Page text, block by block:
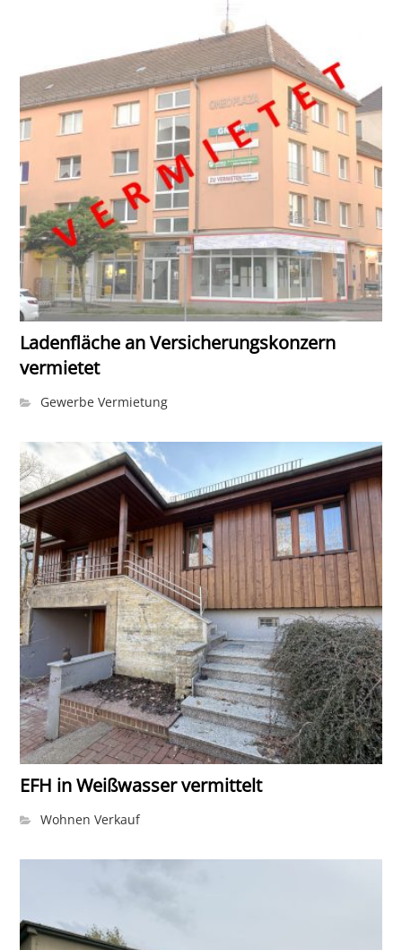
Ladenfläche an Versicherungskonzern
vermietet
Gewerbe Vermietung
EFH in Weißwasser vermittelt
Wohnen Verkauf